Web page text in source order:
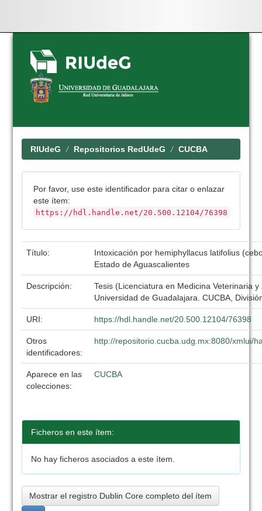
Skip
navigation
RIUdeG Repositorios RedUdeG CUCBA
Por favor, use este identificador para citar o enlazar
este ítem:
https://hdl.handle.net/20.500.12104/76398
Título:
Intoxicación por hemiphyllacus latifolius
Estado de Aguascalientes
Descripción:
Tesis (Licenciatura en Medicina Veterinaria
Universidad de Guadalajara. CUCBA,
URI: https://hdl.handle.net/20.500.12104/76398
Otros
identificadores:
http://repositorio.cucba.udg.mx:8080/xmlui/
Aparece en las
colecciones:
CUCBA
Ficheros en este ítem:
No hay ficheros asociados a este ítem.
Mostrar el registro Dublin Core completo del ítem